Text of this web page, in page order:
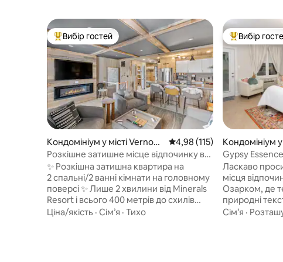
Топ вибір гостей
Вибір гостей
Кондомініум у місті Vernon
Township
Середня оцінка: 4,98 з 5,
4,98 (115)
Розкішне затишне місце відпочинку в
горах, 2 спальні, 2 ванні кімнати – лижі/
спа.
✨ Розкішна затишна квартира на
2 спальні/2 ванні кімнати на головному
поверсі ✨ Лише 2 хвилини від Minerals
Resort і всього 400 метрів до схилів
Mountain Creek🎿, аквапарку, полів для
Ціна/якість · Сім’я · Тихо
Топ вибір
Вибір
Кондомініум
ngs
Gypsy
чарівного
Ласкаво
місця
Озарком, де
природні
створюють
Сім’я ·